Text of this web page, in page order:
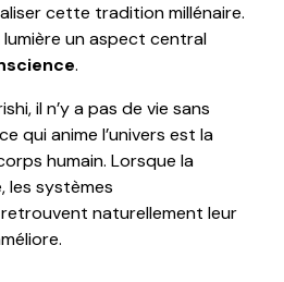
cette tradition millénaire.
un aspect central
.
il n’y a pas de vie sans
qui anime l’univers est la
humain. Lorsque la
les systèmes
naturellement leur